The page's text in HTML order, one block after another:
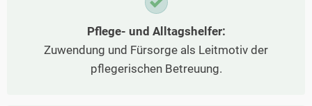
Pflege- und Alltagshelfer:
Zuwendung und Fürsorge als Leitmotiv der
pflegerischen Betreuung.